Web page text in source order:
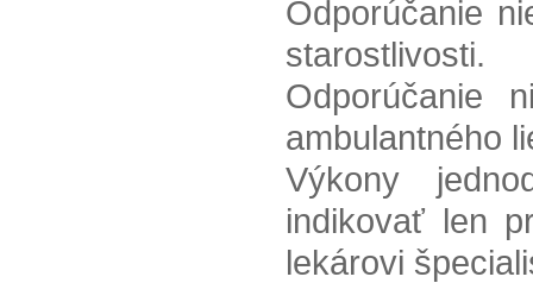
Odporúčanie
starostlivosti.
Odporúčanie
ambulantného
Výkony
indikovať len
lekárovi